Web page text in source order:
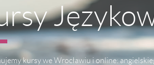
kursy we Wrocławiu i online: